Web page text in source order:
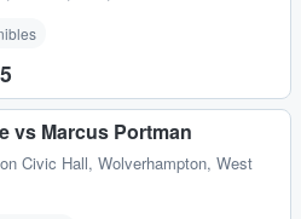
vs Marcus Portman
Civic Hall, Wolverhampton, West